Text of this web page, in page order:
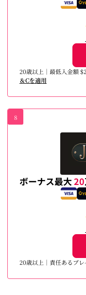
20歳以上｜最低入金額
＆Cを適用
8
ボーナス最大20
20歳以上｜責任あるプレ